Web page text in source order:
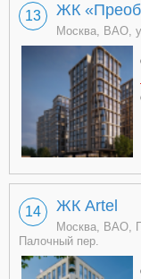
13 ЖК
Москва, ВАО,
14 ЖК Artel
Москва, ВАО,
Палочный пер.